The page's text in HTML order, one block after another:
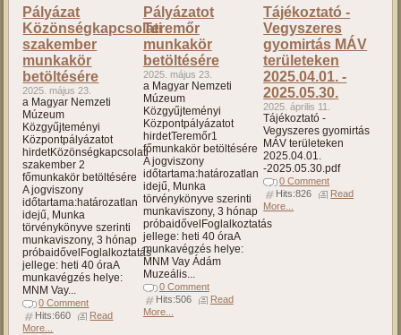
Pályázat
Közönségkapcsolati
szakember
munkakör
betöltésére
2025. május 23.
a Magyar Nemzeti
Múzeum
Közgyűjteményi
Központpályázatot
hirdetKözönségkapcsolati
szakember 2
főmunkakör betöltésére
A jogviszony
időtartama:határozatlan
idejű, Munka
törvénykönyve szerinti
munkaviszony, 3 hónap
próbaidővelFoglalkoztatás
jellege: heti 40 óraA
munkavégzés helye:
MNM Vay...
0 Comment
Hits:660
Read
More...
Pályázatot
Teremőr
munkakör
betöltésére
2025. május 23.
a Magyar Nemzeti
Múzeum
Közgyűjteményi
Központpályázatot
hirdetTeremőr1
főmunkakör betöltésére
A jogviszony
időtartama:határozatlan
idejű, Munka
törvénykönyve szerinti
munkaviszony, 3 hónap
próbaidővelFoglalkoztatás
jellege: heti 40 óraA
munkavégzés helye:
MNM Vay Ádám
Muzeális...
0 Comment
Hits:506
Read
More...
Tájékoztató -
Vegyszeres
gyomirtás MÁV
területeken
2025.04.01. -
2025.05.30.
2025. április 11.
Tájékoztató -
Vegyszeres gyomirtás
MÁV területeken
2025.04.01.
-2025.05.30.pdf
0 Comment
Hits:826
Read
More...